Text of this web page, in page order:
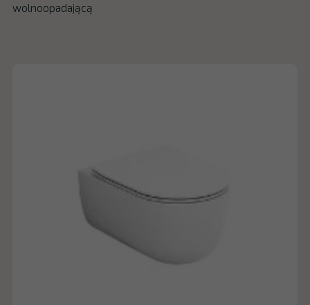
wolnoopadającą